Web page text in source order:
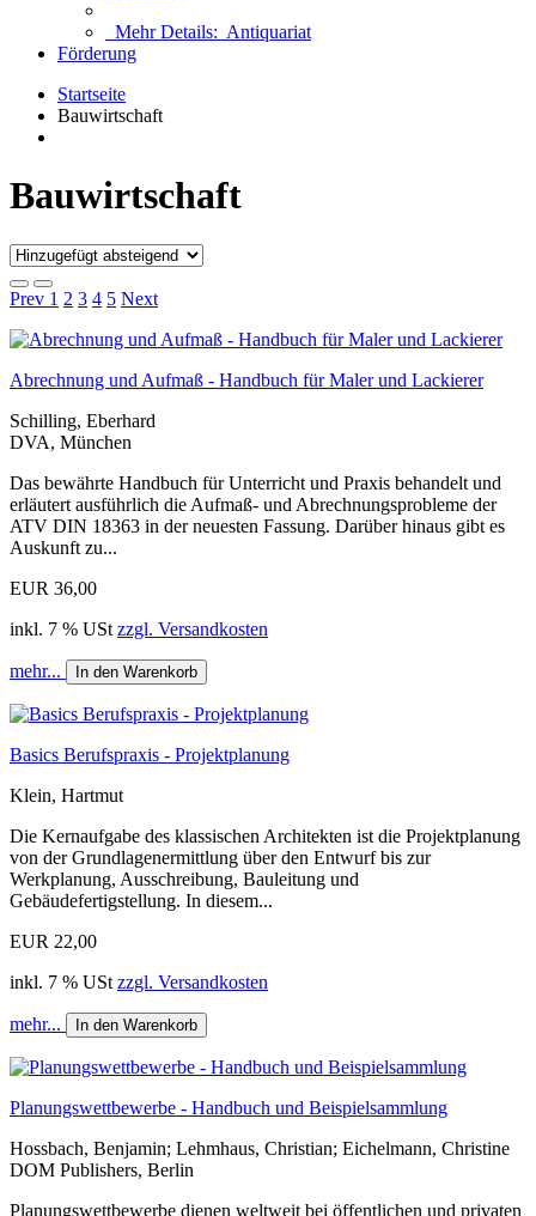
Mehr Details: Antiquariat
Förderung
Startseite
Bauwirtschaft
Bauwirtschaft
Prev 1 2 3 4 5 Next
Abrechnung und Aufmaß - Handbuch für Maler und Lackierer
Schilling, Eberhard
DVA, München
Das bewährte Handbuch für Unterricht und Praxis behandelt und
erläutert ausführlich die Aufmaß- und Abrechnungsprobleme der
ATV DIN 18363 in der neuesten Fassung. Darüber hinaus gibt es
Auskunft zu...
EUR 36,00
inkl. 7 % USt zzgl. Versandkosten
mehr... In den Warenkorb
Basics Berufspraxis - Projektplanung
Klein, Hartmut
Die Kernaufgabe des klassischen Architekten ist die Projektplanung
von der Grundlagenermittlung über den Entwurf bis zur
Werkplanung, Ausschreibung, Bauleitung und
Gebäudefertigstellung. In diesem...
EUR 22,00
inkl. 7 % USt zzgl. Versandkosten
mehr... In den Warenkorb
Planungswettbewerbe - Handbuch und Beispielsammlung
Hossbach, Benjamin; Lehmhaus, Christian; Eichelmann, Christine
DOM Publishers, Berlin
Planungswettbewerbe dienen weltweit bei öffentlichen und privaten